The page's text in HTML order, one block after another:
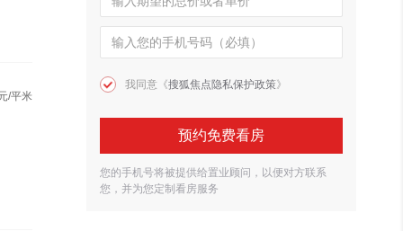
/平米
我同意《搜狐焦点隐私保护政策》
预约免费看房
您的手机号将被提供给置业顾问，以便对方联系
您，并为您定制看房服务